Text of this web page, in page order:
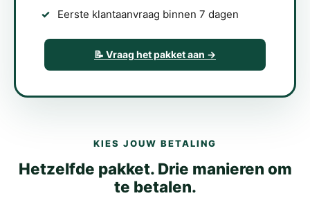
Eerste klantaanvraag binnen 7 dagen
📝 Vraag het pakket aan →
KIES JOUW BETALING
Hetzelfde pakket. Drie manieren om
te betalen.